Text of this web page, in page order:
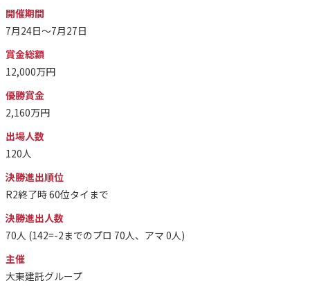
開催期間
7月24日～7月27日
賞金総額
12,000万円
優勝賞金
2,160万円
出場人数
120人
決勝進出順位
R2終了時 60位タイまで
決勝進出人数
70人 (142=-2までのプロ 70人、アマ 0人)
主催
大東建託グループ